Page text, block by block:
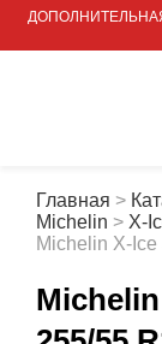
Главная >
Michelin > X-
Michelin X-